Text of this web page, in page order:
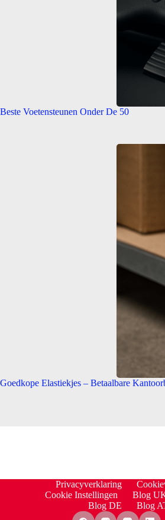
Beste Voetensteunen Onder De 50
Goedkope Elastiekjes – Betaalbare
Privacyverklaring
Cookie Instellingen
Blog
Blog DE
Blog